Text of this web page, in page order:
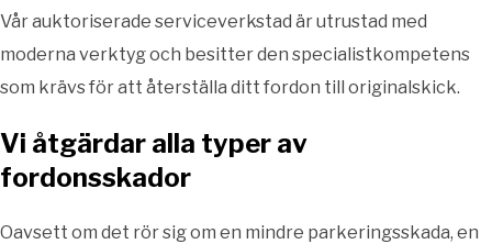
Vår auktoriserade serviceverkstad är utrustad med
moderna verktyg och besitter den specialistkompetens
som krävs för att återställa ditt fordon till originalskick.
Vi åtgärdar alla typer av
fordonsskador
Oavsett om det rör sig om en mindre parkeringsskada, en